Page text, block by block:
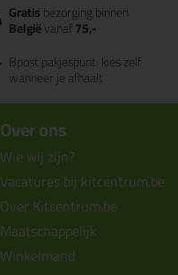
Gratisbezorging binnen
Belgiëvanaf75,-
Bpost pakjespunt: kies zelf
wanneer je afhaalt
Over ons
Wie wij zijn?
Vacatures bij kitcentrum.be
Over Kitcentrum.be
Maatschappelijk
Winkelmand